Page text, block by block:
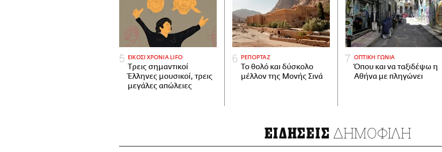
ΕΙΚΟΣΙ ΧΡΟΝΙΑ LIFO
Tρεις σημαντικοί
Έλληνες μουσικοί, τρεις
μεγάλες απώλειες
ΡΕΠΟΡΤΑΖ
Το θολό και δύσκολο
μέλλον της Μονής Σινά
ΟΠΤΙΚΗ ΓΩΝΙΑ
Όπου και να ταξιδέψω η
Αθήνα με πληγώνει
ΕΙΔΗΣΕΙΣ ΔΗΜΟΦΙΛΗ